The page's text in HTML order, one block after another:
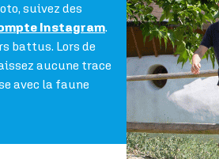
suivez des
Instagram.
battus. Lors de
aucune trace
avec la faune